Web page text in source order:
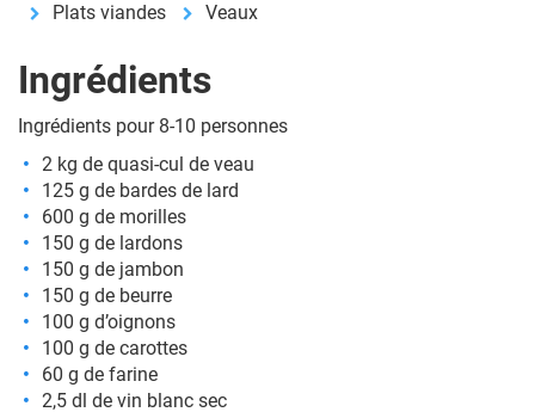
Plats viandes Veaux
Ingrédients
Ingrédients pour 8-10 personnes
2 kg de quasi-cul de veau
125 g de bardes de lard
600 g de morilles
150 g de lardons
150 g de jambon
150 g de beurre
100 g d’oignons
100 g de carottes
60 g de farine
2,5 dl de vin blanc sec